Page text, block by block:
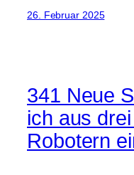
26. Februar 2025
341 Neue
ich aus
Robotern